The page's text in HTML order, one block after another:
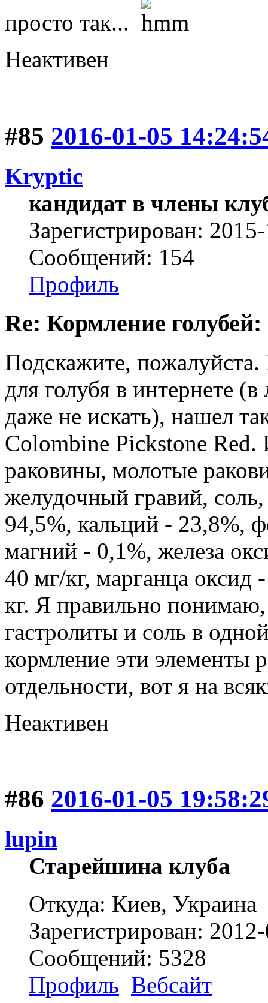
просто так...
Неактивен
#85 2016-01-05
Kryptic
кандидат в члены
Зарегистрирован:
Сообщений: 154
Профиль
Re: Кормление
Подскажите,
для голубя в интернете
даже не искать), нашел
Colombine Pickstone
раковины, молотые
желудочный гравий,
94,5%, кальций - 23,8%,
магний - 0,1%, железа
40 мг/кг, марганца оксид
кг. Я правильно
гастролиты и соль в
кормление эти элементы
отдельности, вот я на
Неактивен
#86 2016-01-05
lupin
Старейшина клуба
Откуда: Киев, Украина
Зарегистрирован:
Сообщений: 5328
Профиль Вебсайт